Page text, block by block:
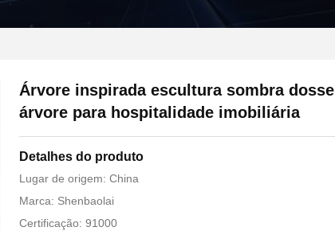
Árvore inspirada escultura sombra
árvore para hospitalidade imobiliária
Detalhes do produto
Lugar de origem: China
Marca: Shenbaolai
Certificação: 91000